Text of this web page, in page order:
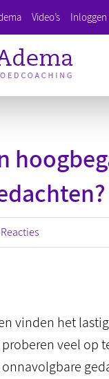
Video’s
vinden het
veel op